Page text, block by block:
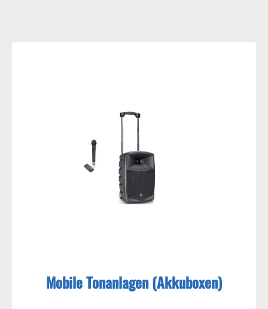
Mobile Tonanlagen (Akkuboxen)